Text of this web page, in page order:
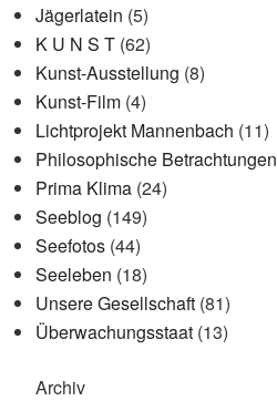
Jägerlatein (5)
K U N S T (62)
Kunst-Ausstellung (8)
Kunst-Film (4)
Lichtprojekt Mannenbach (11)
Philosophische Betrachtungen
Prima Klima (24)
Seeblog (149)
Seefotos (44)
Seeleben (18)
Unsere Gesellschaft (81)
Überwachungsstaat (13)
Archiv